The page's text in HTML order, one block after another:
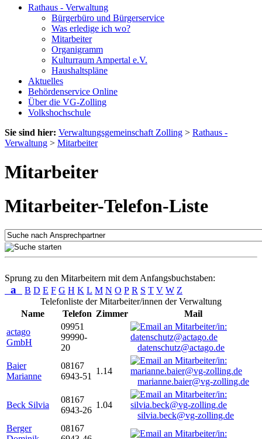
Rathaus - Verwaltung
Bürgerbüro und Bürgerservice
Was erledige ich wo?
Mitarbeiter
Organigramm
Kulturraum Ampertal e.V.
Haushaltspläne
Aktuelles
Behördenservice Online
Über die VG-Zolling
Volkshochschule
Sie sind hier: Verwaltungsgemeinschaft Zolling > Rathaus -
Verwaltung > Mitarbeiter
Mitarbeiter
Mitarbeiter-Telefon-Liste
Sprung zu den Mitarbeitern mit dem Anfangsbuchstaben:
a B D E F G H K L M N O P R S T V W Z
Telefonliste der Mitarbeiter/innen der Verwaltung
Name
Telefon Zimmer
Mail
actago
GmbH
09951
99990-
20
datenschutz@actago.de
Baier
Marianne
08167
6943-51
1.14
marianne.baier@vg-zolling.de
Beck Silvia
08167
6943-26
1.04
silvia.beck@vg-zolling.de
Berger
08167